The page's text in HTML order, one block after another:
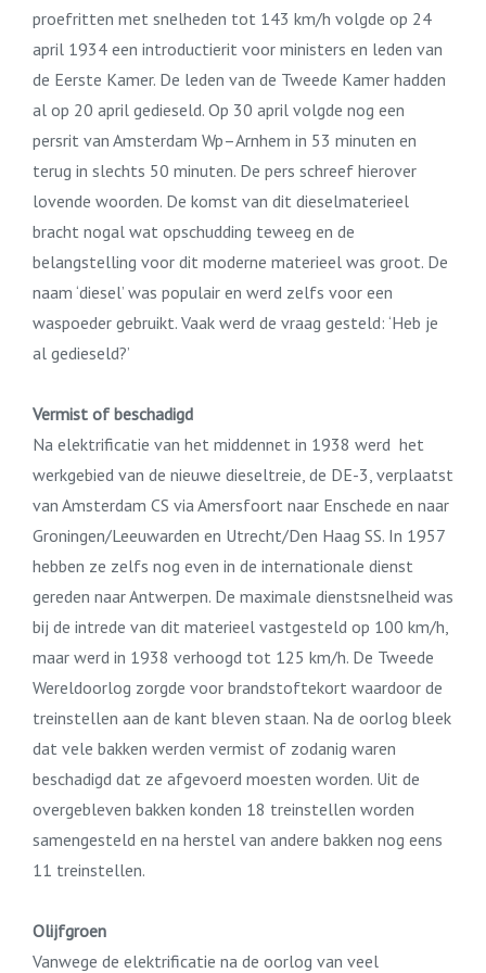
proefritten met snelheden tot 143 km/h volgde op 24
april 1934 een introductierit voor ministers en leden van
de Eerste Kamer. De leden van de Tweede Kamer hadden
al op 20 april gedieseld. Op 30 april volgde nog een
persrit van Amsterdam Wp–Arnhem in 53 minuten en
terug in slechts 50 minuten. De pers schreef hierover
lovende woorden. De komst van dit dieselmaterieel
bracht nogal wat opschudding teweeg en de
belangstelling voor dit moderne materieel was groot. De
naam ‘diesel’ was populair en werd zelfs voor een
waspoeder gebruikt. Vaak werd de vraag gesteld: ‘Heb je
al gedieseld?’
Vermist of beschadigd
Na elektrificatie van het middennet in 1938 werd het
werkgebied van de nieuwe dieseltreie, de DE-3, verplaatst
van Amsterdam CS via Amersfoort naar Enschede en naar
Groningen/Leeuwarden en Utrecht/Den Haag SS. In 1957
hebben ze zelfs nog even in de internationale dienst
gereden naar Antwerpen. De maximale dienstsnelheid was
bij de intrede van dit materieel vastgesteld op 100 km/h,
maar werd in 1938 verhoogd tot 125 km/h. De Tweede
Wereldoorlog zorgde voor brandstoftekort waardoor de
treinstellen aan de kant bleven staan. Na de oorlog bleek
dat vele bakken werden vermist of zodanig waren
beschadigd dat ze afgevoerd moesten worden. Uit de
overgebleven bakken konden 18 treinstellen worden
samengesteld en na herstel van andere bakken nog eens
11 treinstellen.
Olijfgroen
Vanwege de elektrificatie na de oorlog van veel